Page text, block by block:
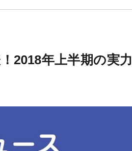
2018年上半期の実力